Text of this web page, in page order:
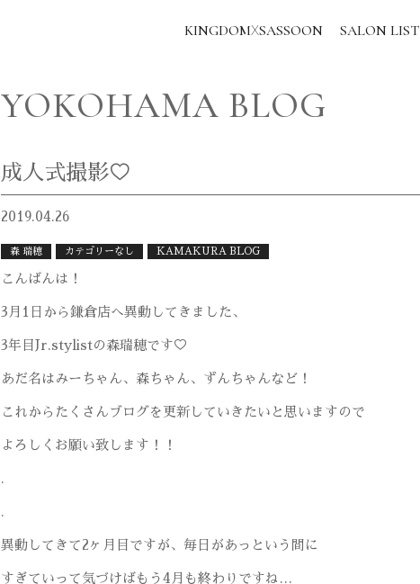
KINGDOMXSASSOON SALON LIST
YOKOHAMA BLOG
成人式撮影♡
2019.04.26
森 瑞穂 カテゴリーなし KAMAKURA BLOG
こんばんは！
3月1日から鎌倉店へ異動してきました、
3年目Jr.stylistの森瑞穂です♡
あだ名はみーちゃん、森ちゃん、ずんちゃんなど！
これからたくさんブログを更新していきたいと思いますので
よろしくお願い致します！！
.
.
異動してきて2ヶ月目ですが、毎日があっという間に
すぎていって気づけばもう4月も終わりですね…